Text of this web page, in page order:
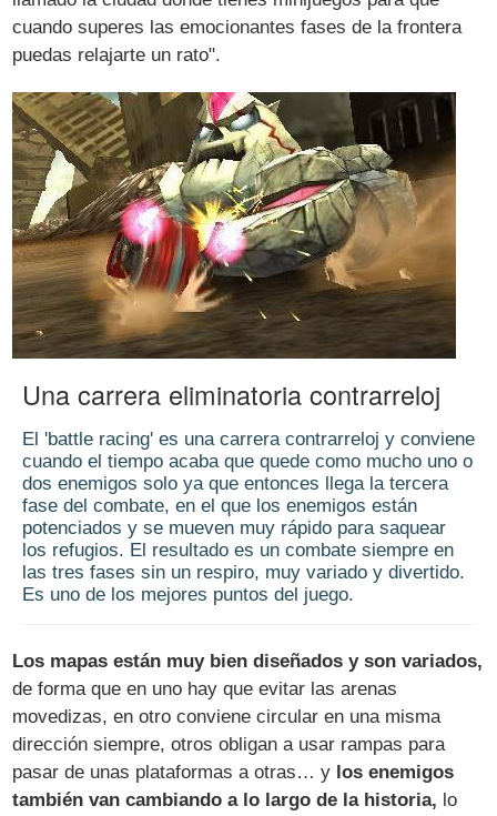
cuando superes las emocionantes fases de la frontera
puedas relajarte un rato".
Una carrera eliminatoria contrarreloj
El 'battle racing' es una carrera contrarreloj y conviene
cuando el tiempo acaba que quede como mucho uno o
dos enemigos solo ya que entonces llega la tercera
fase del combate, en el que los enemigos están
potenciados y se mueven muy rápido para saquear
los refugios. El resultado es un combate siempre en
las tres fases sin un respiro, muy variado y divertido.
Es uno de los mejores puntos del juego.
Los mapas están muy bien diseñados y son variados,
de forma que en uno hay que evitar las arenas
movedizas, en otro conviene circular en una misma
dirección siempre, otros obligan a usar rampas para
pasar de unas plataformas a otras… y los enemigos
también van cambiando a lo largo de la historia, lo